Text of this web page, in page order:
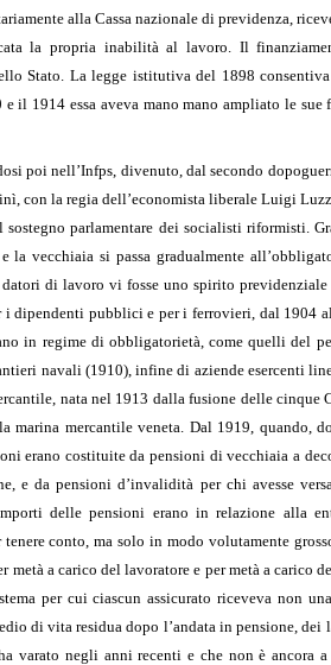
alla Cassa nazionale di previdenza,
la propria inabilità al lavoro. Il
Stato. La legge istitutiva del 1898 consentiva
1914 essa aveva mano mano ampliato le sue
poi nell’Infps, divenuto, dal secondo
con la regia dell’economista liberale Luigi
parlamentare dei socialisti riformisti.
vecchiaia si passa gradualmente
di lavoro vi fosse uno spirito previdenziale
dipendenti pubblici e per i ferrovieri, dal 1904
in regime di obbligatorietà, come quelli del
navali (1910), infine di aziende esercenti
nata nel 1913 dalla fusione delle cinque
marina mercantile veneta. Dal 1919, quando,
erano costituite da pensioni di vecchiaia a
e da pensioni d’invalidità per chi avesse
delle pensioni erano in relazione alla
conto, ma solo in modo volutamente
a carico del lavoratore e per metà a carico
per cui ciascun assicurato riceveva non
di vita residua dopo l’andata in pensione, dei
varato negli anni recenti e che non è ancora